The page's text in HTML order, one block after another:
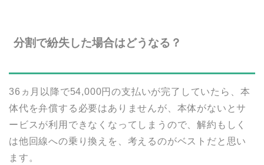
分割で紛失した場合はどうなる？
36ヵ月以降で54,000円の支払いが完了していたら、本
体代を弁償する必要はありませんが、本体がないとサ
ービスが利用できなくなってしまうので、解約もしく
は他回線への乗り換えを、考えるのがベストだと思い
ます。